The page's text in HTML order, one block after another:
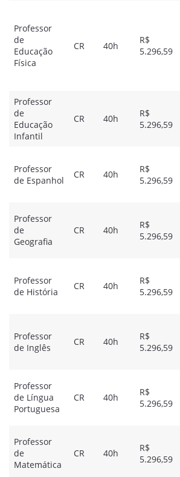
Professor
de
Educação
Física
CR 40h
R$
5.296,59
Professor
de
Educação
Infantil
CR 40h
R$
5.296,59
Professor
de Espanhol
CR 40h
R$
5.296,59
Professor
de
Geografia
CR 40h
R$
5.296,59
Professor
de História
CR 40h
R$
5.296,59
Professor
de Inglês
CR 40h
R$
5.296,59
Professor
de Língua
Portuguesa
CR 40h
R$
5.296,59
Professor
de
Matemática
CR 40h
R$
5.296,59